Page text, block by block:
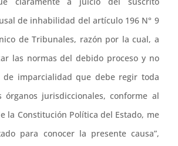
de inhabilidad del artículo 196 N° 9
de Tribunales, razón por la cual, a
las normas del debido proceso y no
imparcialidad que debe regir toda
órganos jurisdiccionales, conforme al
la Constitución Política del Estado, me
para conocer la presente causa”,